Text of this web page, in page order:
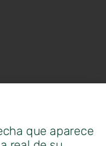
que aparece